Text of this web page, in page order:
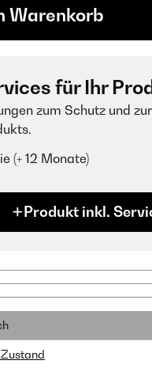
Warenkorb
für Ihr
zum Schutz und
(+ 12 Monate)
Produkt inkl.